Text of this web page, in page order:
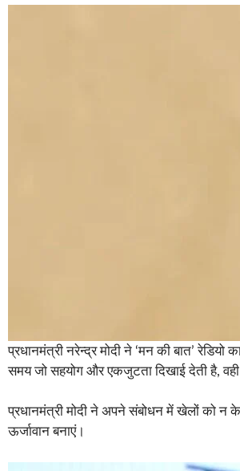
प्रधानमंत्री नरेन्द्र मोदी ने ‘मन की बात’
समय जो सहयोग और एकजुटता दिखाई देती है,
प्रधानमंत्री मोदी ने अपने संबोधन में खेलों को न
ऊर्जावान बनाएं।